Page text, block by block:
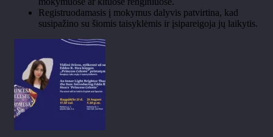
Registruodamasis į mokymus dalyvis patvirtina, kad
susipažino su šiomis taisyklėmis ir įsipareigoja jų laikytis.